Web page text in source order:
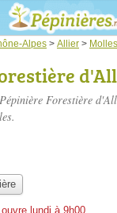
Alpes > Allier > Molles
Forestière
lundi à 9h00